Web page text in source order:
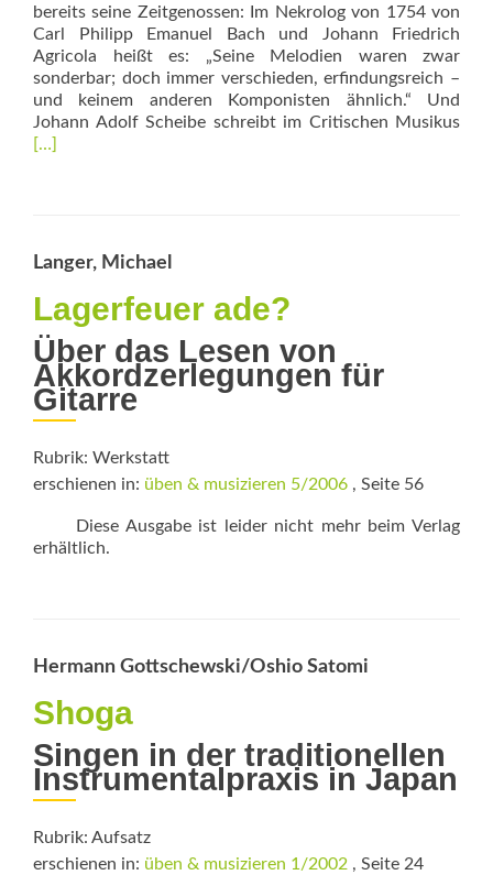
bereits seine Zeitgenossen: Im Nekrolog von 1754 von
Carl Philipp Emanuel Bach und Johann Friedrich
Agricola heißt es: „Seine Melodien waren zwar
sonderbar; doch immer verschieden, erfindungsreich –
und keinem anderen Komponisten ähnlich.“ Und
Johann Adolf Scheibe schreibt im Critischen Musikus
[…]
Langer, Michael
Lagerfeuer ade?
Über das Lesen von
Akkordzerlegungen für
Gitarre
Rubrik: Werkstatt
erschienen in: üben & musizieren 5/2006 , Seite 56
Diese Ausgabe ist leider nicht mehr beim Verlag
erhältlich.
Hermann Gottschewski/Oshio Satomi
Shoga
Singen in der traditionellen
Instrumentalpraxis in Japan
Rubrik: Aufsatz
erschienen in: üben & musizieren 1/2002 , Seite 24